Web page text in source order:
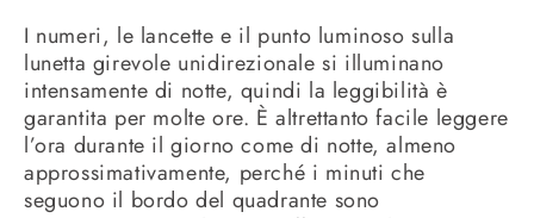
I numeri, le lancette e il punto luminoso sulla
lunetta girevole unidirezionale si illuminano
intensamente di notte, quindi la leggibilità è
garantita per molte ore. È altrettanto facile leggere
l’ora durante il giorno come di notte, almeno
approssimativamente, perché i minuti che
seguono il bordo del quadrante sono